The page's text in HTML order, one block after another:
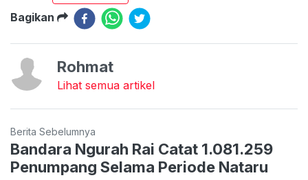
Bagikan
Rohmat
Lihat semua artikel
Berita Sebelumnya
Bandara Ngurah Rai Catat 1.081.259
Penumpang Selama Periode Nataru